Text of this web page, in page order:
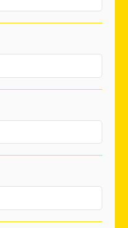
・ネット ビス 袋物
材
・建築資材
ー等
ンロード
塗装工事
災害、台風対策
（リサイクル）